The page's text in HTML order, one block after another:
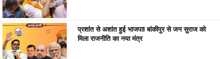
प्रशांत से अशांत हुई भाजपा! बांकीपुर से जन सुराज को
मिला राजनीति का नया मंत्र